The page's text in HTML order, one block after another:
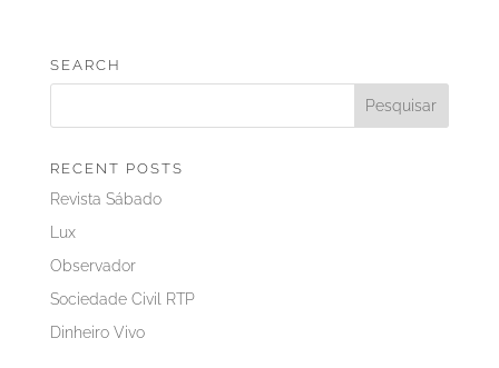
SEARCH
RECENT POSTS
Revista Sábado
Lux
Observador
Sociedade Civil RTP
Dinheiro Vivo